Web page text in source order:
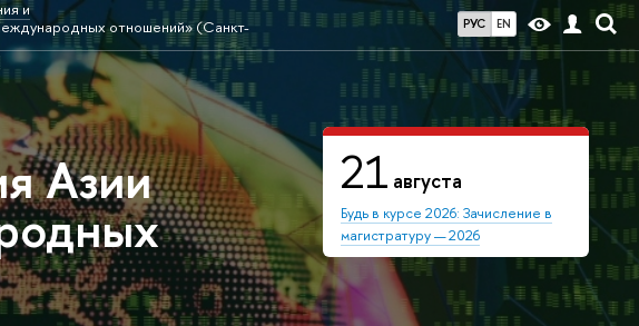
РУС EN
и
отношений» (Санкт-
21 августа
Будь в курсе 2026: Зачисление в
магистратуру — 2026
Азии